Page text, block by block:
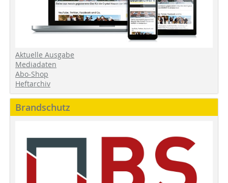
Aktuelle Ausgabe
Mediadaten
Abo-Shop
Heftarchiv
Brandschutz